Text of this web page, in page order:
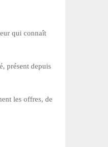
qui connaît
présent depuis
les offres, de